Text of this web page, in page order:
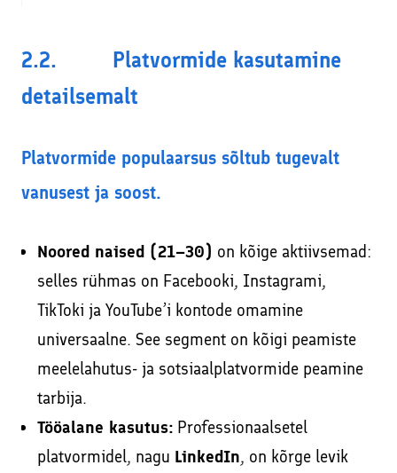
2.2. Platvormide kasutamine
detailsemalt
Platvormide populaarsus sõltub tugevalt
vanusest ja soost.
Noored naised (21–30) on kõige aktiivsemad:
selles rühmas on Facebooki, Instagrami,
TikToki ja YouTube’i kontode omamine
universaalne. See segment on kõigi peamiste
meelelahutus- ja sotsiaalplatvormide peamine
tarbija.
Tööalane kasutus:Professionaalsetel
platvormidel, nagu LinkedIn, on kõrge levik